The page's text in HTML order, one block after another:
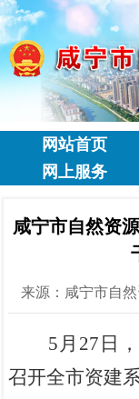
网站首页
网上服务
咸宁市自然资
来源：咸宁市自
5月27日，
召开全市资建